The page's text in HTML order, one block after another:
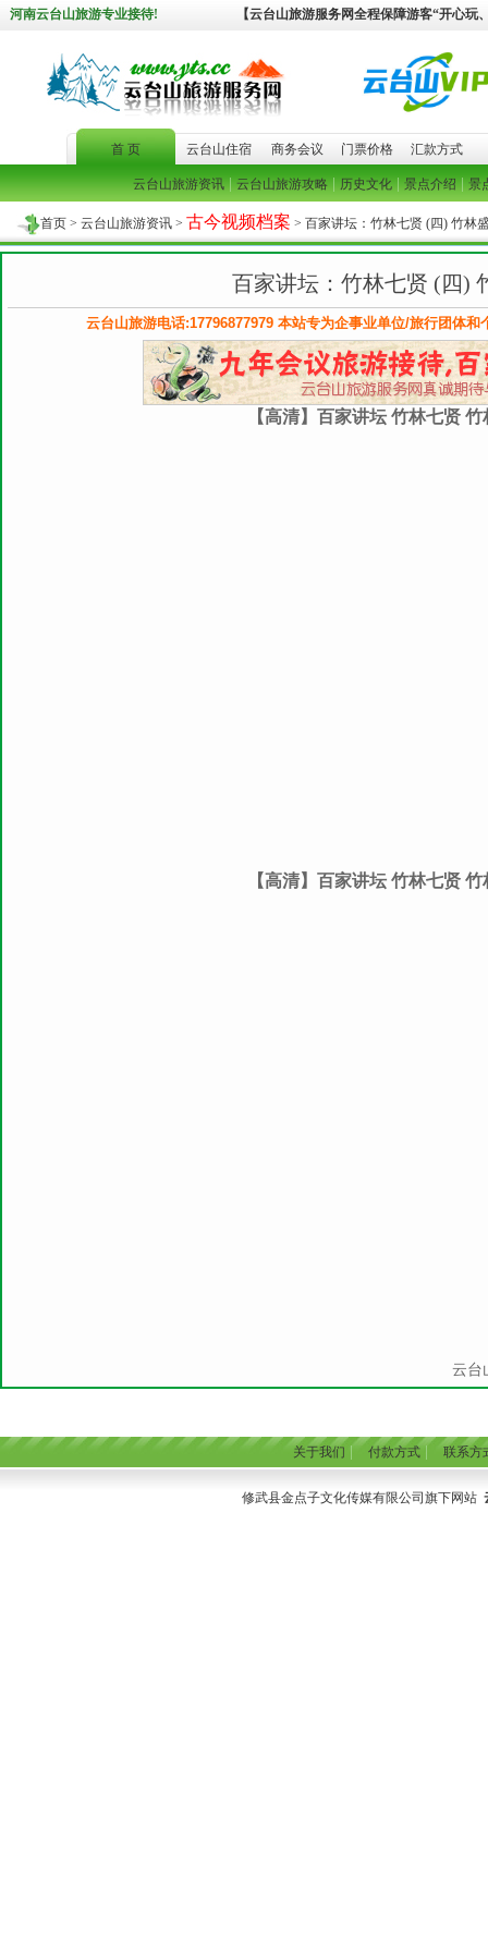
河南云台山旅游专业接待! 【云台山旅游服务网全程保障游客“开心玩
首 页 云台山住宿 商务会议 门票价格 汇款方式
云台山旅游资讯|云台山旅游攻略|历史文化|景点介绍|景
首页 > 云台山旅游资讯 > 古今视频档案 > 百家讲坛：竹林七贤 (四) 竹林
百家讲坛：竹林七贤 (四)
云台山旅游电话:17796877979 本站专为企事业单位/旅行团体
【高清】百家讲坛 竹林七贤
【高清】百家讲坛 竹林七贤
云台
关于我们 付款方式| 联系方
修武县金点子文化传媒有限公司旗下网站